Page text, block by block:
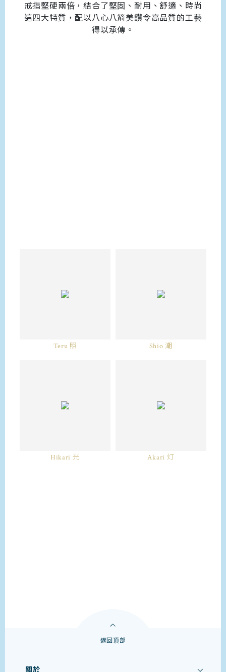
戒指堅硬兩倍，結合了堅固、耐用、舒適、時尚
這四大特質，配以八心八箭美鑽令高品質的工藝
得以承傳。
Teru 照 Shio 潮
Hikari 光 Akari 灯
返回頂部
關於